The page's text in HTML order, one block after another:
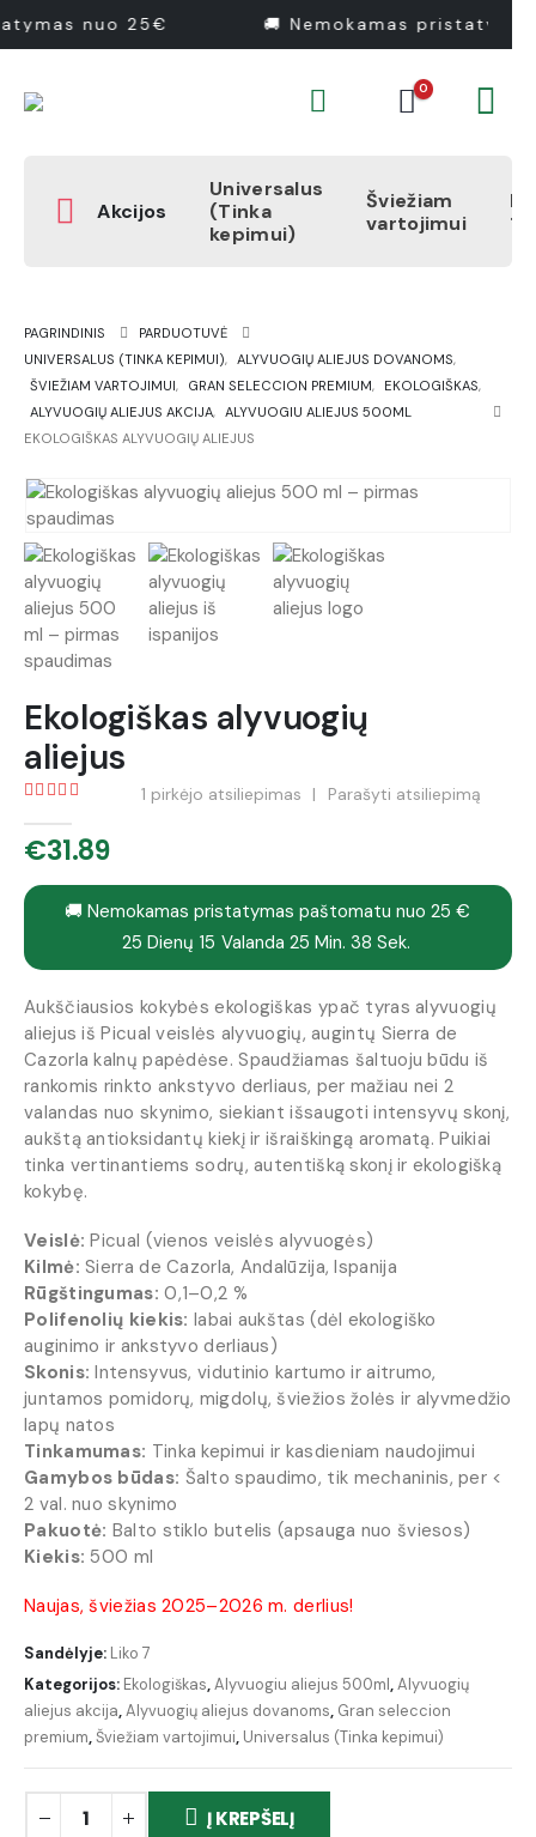
nuo 25€ 🚚 Nemokamas
0
Akcijos
Universalus
(Tinka
kepimui)
Šviežiam
vartojimui
PAGRINDINIS
PARDUOTUVĖ
UNIVERSALUS (TINKA KEPIMUI), ALYVUOGIŲ ALIEJUS DOVANOMS,
ŠVIEŽIAM VARTOJIMUI, GRAN SELECCION PREMIUM, EKOLOGIŠKAS,
ALYVUOGIŲ ALIEJUS AKCIJA, ALYVUOGIU ALIEJUS 500ML
EKOLOGIŠKAS ALYVUOGIŲ ALIEJUS
Ekologiškas alyvuogių
aliejus
1 pirkėjo atsiliepimas | Parašyti atsiliepimą
€31.89
🚚 Nemokamas pristatymas paštomatu nuo 25 €
25 Dienų 15 Valanda 25 Min. 38 Sek.
Aukščiausios kokybės ekologiškas ypač tyras alyvuogių
aliejus iš Picual veislės alyvuogių, augintų Sierra de
Cazorla kalnų papėdėse. Spaudžiamas šaltuoju būdu iš
rankomis rinkto ankstyvo derliaus, per mažiau nei 2
valandas nuo skynimo, siekiant išsaugoti intensyvų skonį,
aukštą antioksidantų kiekį ir išraiškingą aromatą. Puikiai
tinka vertinantiems sodrų, autentišką skonį ir ekologišką
kokybę.
Veislė: Picual (vienos veislės alyvuogės)
Kilmė: Sierra de Cazorla, Andalūzija, Ispanija
Rūgštingumas: 0,1–0,2 %
Polifenolių kiekis: labai aukštas (dėl ekologiško
auginimo ir ankstyvo derliaus)
Skonis: Intensyvus, vidutinio kartumo ir aitrumo,
juntamos pomidorų, migdolų, šviežios žolės ir alyvmedžio
lapų natos
Tinkamumas: Tinka kepimui ir kasdieniam naudojimui
Gamybos būdas: Šalto spaudimo, tik mechaninis, per <
2 val. nuo skynimo
Pakuotė: Balto stiklo butelis (apsauga nuo šviesos)
Kiekis: 500 ml
Naujas, šviežias 2025–2026 m. derlius!
Sandėlyje: Liko 7
Kategorijos: Ekologiškas,Alyvuogiu aliejus 500ml,Alyvuogių
aliejus akcija,Alyvuogių aliejus dovanoms, Gran seleccion
premium,Šviežiam vartojimui, Universalus (Tinka kepimui)
Į KREPŠELĮ